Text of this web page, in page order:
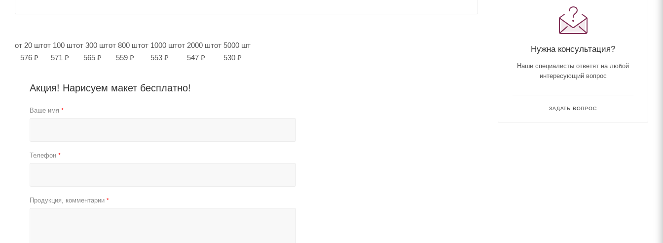
от 20 шт
576 ₽
от 100 шт
571 ₽
от 300 шт
565 ₽
от 800 шт
559 ₽
от 1000 шт
553 ₽
от 2000 шт
547 ₽
от 5000 шт
530 ₽
Акция! Нарисуем макет бесплатно!
Ваше имя *
Телефон *
Продукция, комментарии *
Нужна консультация?
Наши специалисты ответят на любой
интересующий вопрос
ЗАДАТЬ ВОПРОС